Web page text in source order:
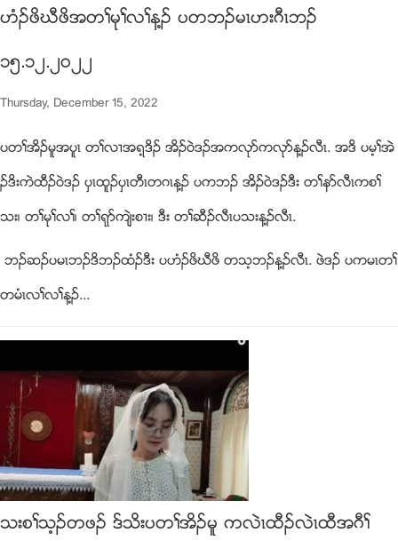
ဟံဥဖိဃီဖိအတႈမုႈလႈန႔ဥ ပတဘဥမၚဟးဂီၚဘဥ
၁၅.၁၂.၂၀၂၂
Thursday, December 15, 2022
ပတႈအိဥမူအပူၚ တႈလ႕အရ့ဒိဥ အိဥ၀ဲဒဥအကလုဏကလုဏန႔ဥလီၚ. အဒိ ပမ့ႈအဲ
ဥဒိးကဲထီဥ၀ဲဒဥ ပွၚထူဥပွၚတီၚတဂၚန႔ဥ ပကဘဥ အိဥ၀ဲဒဥဒီး တႈနဏလီၚကစႈ
သး၊ တႈမုႈလႈ၊ တႈရုဏက်ဲးစ႕း၊ ဒီး တႈဆီဥလီၚပသးန႔ဥလီၚ.
ဘဥဆဥပမၚဘဥဒိဘဥထံဥဒီး ပဟံဥဖိဃီဖိ တသ့ဘဥန႔ဥလီၚ. ဖဲဒဥ ပကမၚတႈ
တမံၚလႈလႈန႔ဥ...
သးစႈသ့ဥတဖဥ ဒ္သိးပတႈအိဥမူ ကလဲၚထီဥလဲၚထီအဂီႈ